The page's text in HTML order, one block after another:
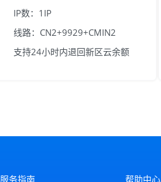
IP数：1IP
线路：CN2+9929+CMIN2
支持24小时内退回新区云余额
服务指南 帮助中心